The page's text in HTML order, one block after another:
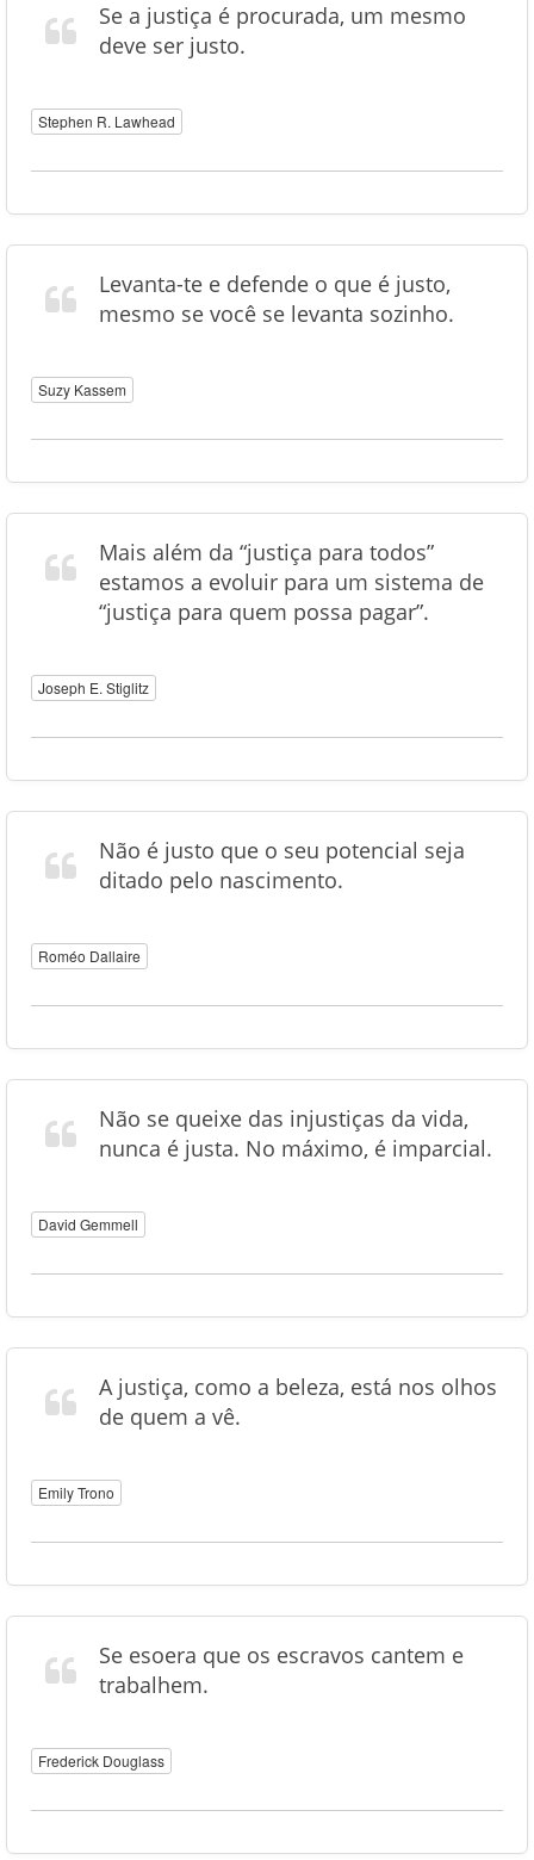
Se a justiça é procurada, um mesmo
deve ser justo.
Stephen R. Lawhead
Levanta-te e defende o que é justo,
mesmo se você se levanta sozinho.
Suzy Kassem
Mais além da “justiça para todos”
estamos a evoluir para um sistema de
“justiça para quem possa pagar”.
Joseph E. Stiglitz
Não é justo que o seu potencial seja
ditado pelo nascimento.
Roméo Dallaire
Não se queixe das injustiças da vida,
nunca é justa. No máximo, é imparcial.
David Gemmell
A justiça, como a beleza, está nos olhos
de quem a vê.
Emily Trono
Se esoera que os escravos cantem e
trabalhem.
Frederick Douglass